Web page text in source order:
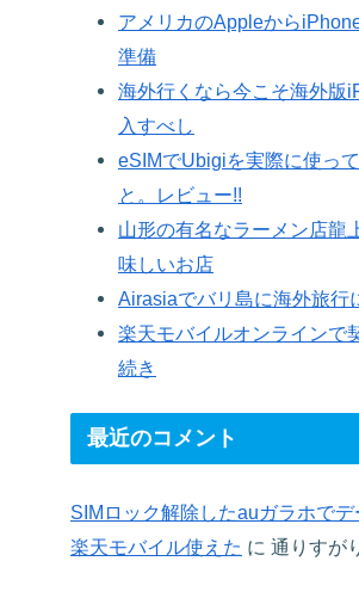
アメリカのAppleから
準備
海外行くなら今こそ海外版
入すべし
eSIMでUbigiを実際に使っ
と。レビュー!!
山形の有名なラーメン店龍
味しいお店
Airasiaでバリ島に海外旅行
楽天モバイルオンラインで
続き
最近のコメント
SIMロック解除したauガラホで
楽天モバイル使えた に 通りすが